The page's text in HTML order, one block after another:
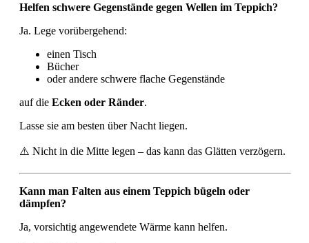
Helfen schwere Gegenstände gegen Wellen im Teppich?
Ja. Lege vorübergehend:
einen Tisch
Bücher
oder andere schwere flache Gegenstände
auf die Ecken oder Ränder.
Lasse sie am besten über Nacht liegen.
⚠️ Nicht in die Mitte legen – das kann das Glätten verzögern.
Kann man Falten aus einem Teppich bügeln oder
dämpfen?
Ja, vorsichtig angewendete Wärme kann helfen.